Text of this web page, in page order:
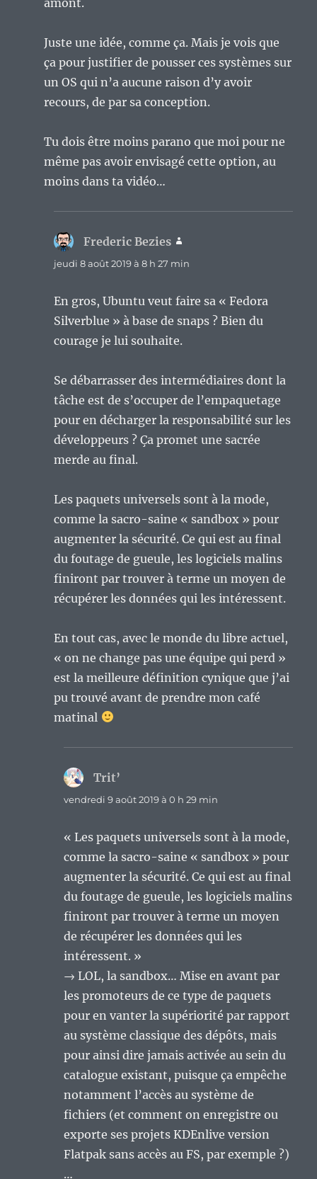
Juste une idée, comme ça. Mais je vois que
ça pour justifier de pousser ces systèmes sur
un OS qui n’a aucune raison d’y avoir
recours, de par sa conception.
Tu dois être moins parano que moi pour ne
même pas avoir envisagé cette option, au
moins dans ta vidéo…
Frederic Bezies
jeudi 8 août 2019 à 8 h 27 min
En gros, Ubuntu veut faire sa « Fedora
Silverblue » à base de snaps ? Bien du
courage je lui souhaite.
Se débarrasser des intermédiaires dont la
tâche est de s’occuper de l’empaquetage
pour en décharger la responsabilité sur les
développeurs ? Ça promet une sacrée
merde au final.
Les paquets universels sont à la mode,
comme la sacro-saine « sandbox » pour
augmenter la sécurité. Ce qui est au final
du foutage de gueule, les logiciels malins
finiront par trouver à terme un moyen de
récupérer les données qui les intéressent.
En tout cas, avec le monde du libre actuel,
« on ne change pas une équipe qui perd »
est la meilleure définition cynique que j’ai
pu trouvé avant de prendre mon café
matinal
Trit’
vendredi 9 août 2019 à 0 h 29 min
« Les paquets universels sont à la mode,
comme la sacro-saine « sandbox » pour
augmenter la sécurité. Ce qui est au final
du foutage de gueule, les logiciels malins
finiront par trouver à terme un moyen
de récupérer les données qui les
intéressent. »
→ LOL, la sandbox… Mise en avant par
les promoteurs de ce type de paquets
pour en vanter la supériorité par rapport
au système classique des dépôts, mais
pour ainsi dire jamais activée au sein du
catalogue existant, puisque ça empêche
notamment l’accès au système de
fichiers (et comment on enregistre ou
exporte ses projets KDEnlive version
Flatpak sans accès au FS, par exemple ?)
…